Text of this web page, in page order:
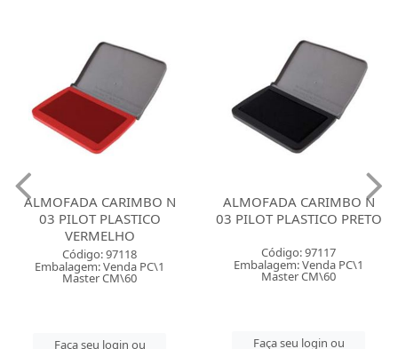
ALMOFADA CARIMBO N
03 PILOT PLASTICO
VERMELHO
Código: 97118
Embalagem: Venda PC\1
Master CM\60
Faça seu login ou
ALMOFADA CARIMBO N
03 PILOT PLASTICO PRETO
Código: 97117
Embalagem: Venda PC\1
Master CM\60
Faça seu login ou